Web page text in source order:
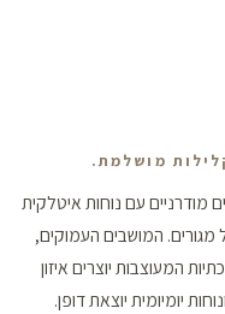
מושלמת.
מודרניים עם נוחות איטלקית
המושבים העמוקים,
המעוצבות יוצרים איזון
יומיומית יוצאת דופן.